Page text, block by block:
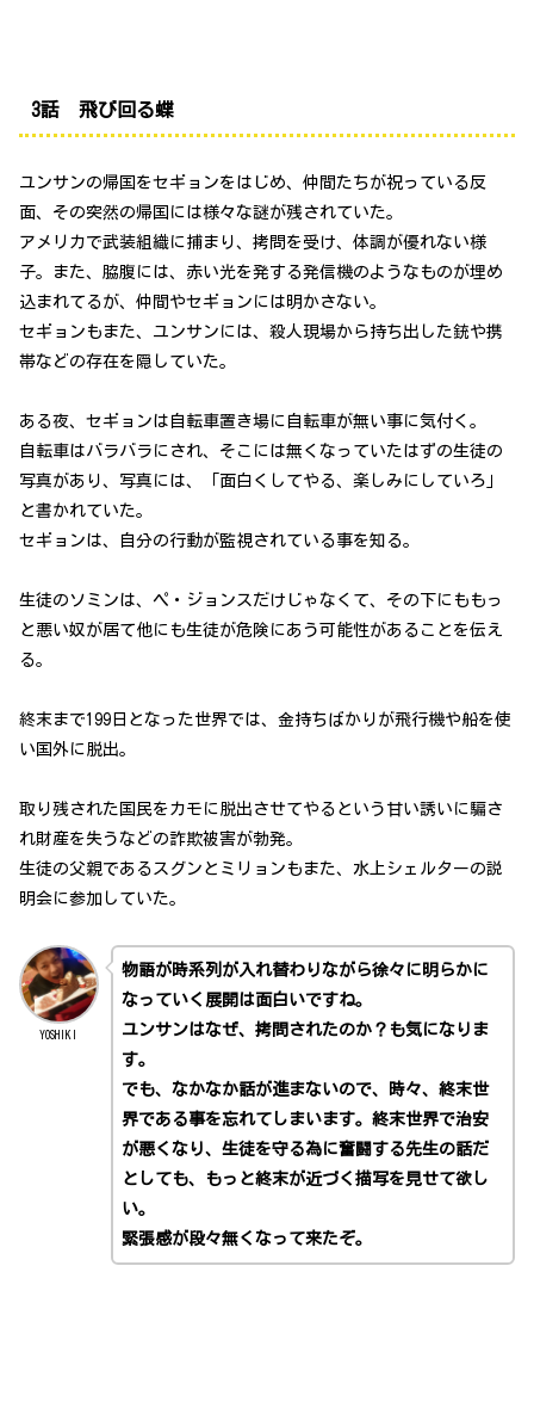
3話 飛び回る蝶
ユンサンの帰国をセギョンをはじめ、仲間たちが祝っている反
面、その突然の帰国には様々な謎が残されていた。
アメリカで武装組織に捕まり、拷問を受け、体調が優れない様
子。また、脇腹には、赤い光を発する発信機のようなものが埋め
込まれてるが、仲間やセギョンには明かさない。
セギョンもまた、ユンサンには、殺人現場から持ち出した銃や携
帯などの存在を隠していた。
ある夜、セギョンは自転車置き場に自転車が無い事に気付く。
自転車はバラバラにされ、そこには無くなっていたはずの生徒の
写真があり、写真には、「面白くしてやる、楽しみにしていろ」
と書かれていた。
セギョンは、自分の行動が監視されている事を知る。
生徒のソミンは、ペ・ジョンスだけじゃなくて、その下にももっ
と悪い奴が居て他にも生徒が危険にあう可能性があることを伝え
る。
終末まで199日となった世界では、金持ちばかりが飛行機や船を使
い国外に脱出。
取り残された国民をカモに脱出させてやるという甘い誘いに騙さ
れ財産を失うなどの詐欺被害が勃発。
生徒の父親であるスグンとミリョンもまた、水上シェルターの説
明会に参加していた。
YOSHIKI
物語が時系列が入れ替わりながら徐々に明らかに
なっていく展開は面白いですね。
ユンサンはなぜ、拷問されたのか？も気になりま
す。
でも、なかなか話が進まないので、時々、終末世
界である事を忘れてしまいます。終末世界で治安
が悪くなり、生徒を守る為に奮闘する先生の話だ
としても、もっと終末が近づく描写を見せて欲し
い。
緊張感が段々無くなって来たぞ。